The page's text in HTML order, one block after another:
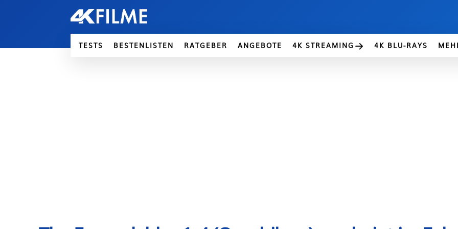
TESTS BESTENLISTEN RATGEBER ANGEBOTE 4K STREAMING 4K BLU-RAYS